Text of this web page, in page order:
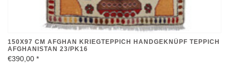
150X97 CM AFGHAN KRIEGTEPPICH HANDGEKNÜPF TEPPICH
€390,00*